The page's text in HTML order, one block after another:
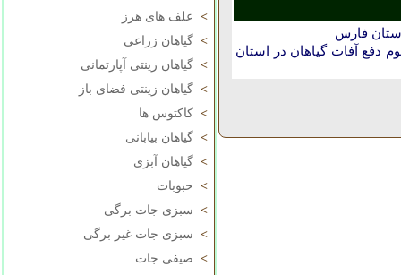
> علف های هرز
> گیاهان زراعی
> گیاهان زینتی آپارتمانی
> گیاهان زینتی فضای باز
> کاکتوس ها
> گیاهان بیابانی
> گیاهان آبزی
> حبوبات
> سبزی جات برگی
> سبزی جات غیر برگی
> صیفی جات
فارس
آفات گیاهان در استان